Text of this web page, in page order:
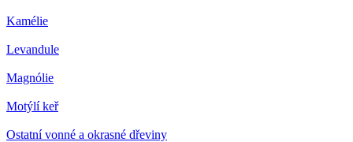
Kamélie
Levandule
Magnólie
Motýlí keř
Ostatní vonné a okrasné dřeviny